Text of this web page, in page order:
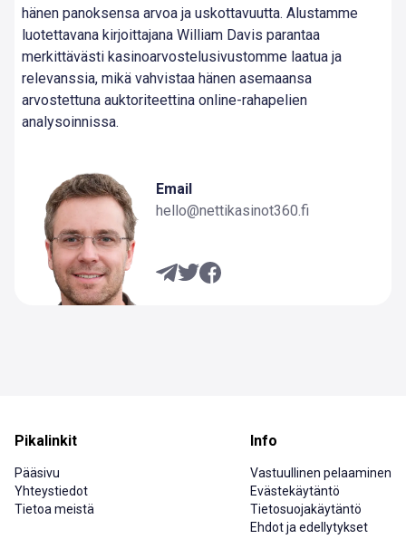
hänen panoksensa arvoa ja uskottavuutta. Alustamme
luotettavana kirjoittajana William Davis parantaa
merkittävästi kasinoarvostelusivustomme laatua ja
relevanssia, mikä vahvistaa hänen asemaansa
arvostettuna auktoriteettina online-rahapelien
analysoinnissa.
Email
hello@nettikasinot360.fi
Pikalinkit
Pääsivu
Yhteystiedot
Tietoa meistä
Info
Vastuullinen pelaaminen
Evästekäytäntö
Tietosuojakäytäntö
Ehdot ja edellytykset